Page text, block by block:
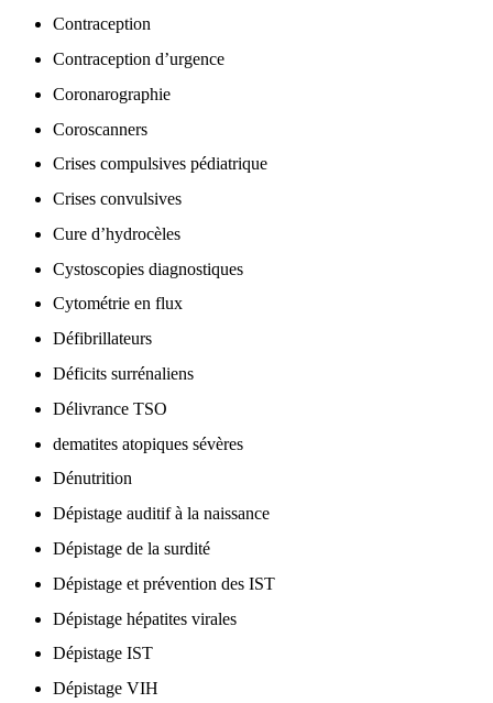
Contraception
Contraception d’urgence
Coronarographie
Coroscanners
Crises compulsives pédiatrique
Crises convulsives
Cure d’hydrocèles
Cystoscopies diagnostiques
Cytométrie en flux
Défibrillateurs
Déficits surrénaliens
Délivrance TSO
dematites atopiques sévères
Dénutrition
Dépistage auditif à la naissance
Dépistage de la surdité
Dépistage et prévention des IST
Dépistage hépatites virales
Dépistage IST
Dépistage VIH